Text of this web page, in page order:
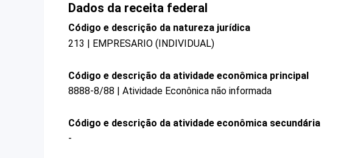
Dados da receita federal
Código e descrição da natureza jurídica
213 | EMPRESARIO (INDIVIDUAL)
Código e descrição da atividade econômica principal
8888-8/88 | Atividade Econônica não informada
Código e descrição da atividade econômica secundária
-